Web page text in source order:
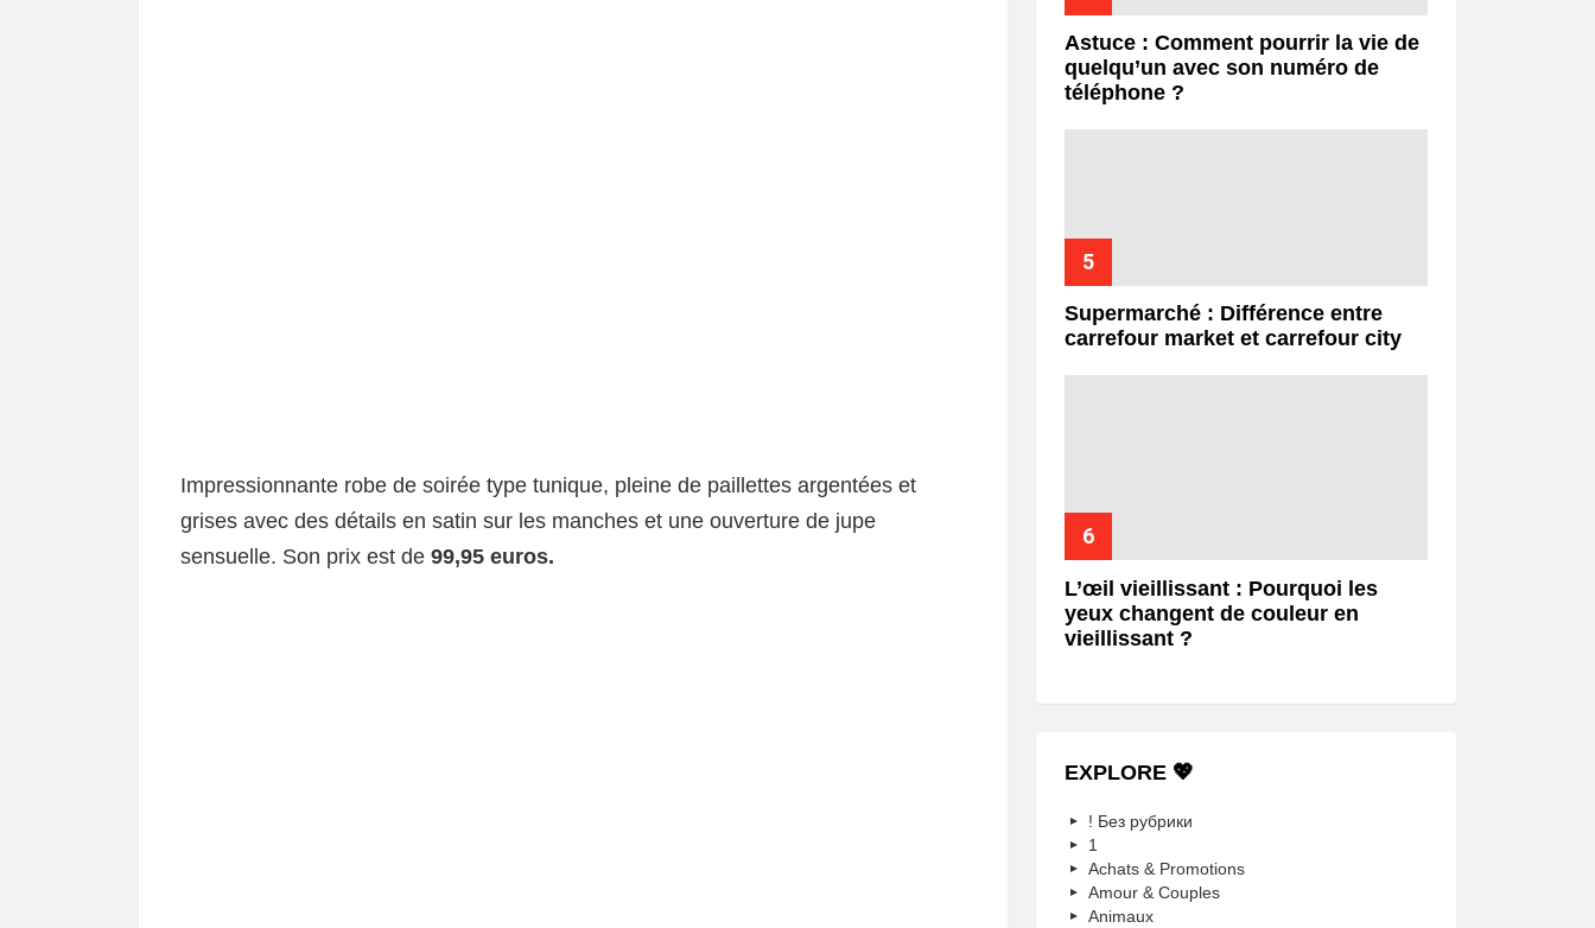
Impressionnante robe de soirée type tunique, pleine de paillettes argentées et
grises avec des détails en satin sur les manches et une ouverture de jupe
sensuelle. Son prix est de 99,95 euros.
Astuce : Comment pourrir la vie de
quelqu’un avec son numéro de
téléphone ?
Supermarché : Différence entre
carrefour market et carrefour city
L’œil vieillissant : Pourquoi les
yeux changent de couleur en
vieillissant ?
EXPLORE 💖
! Без рубрики
1
Achats & Promotions
Amour & Couples
Animaux